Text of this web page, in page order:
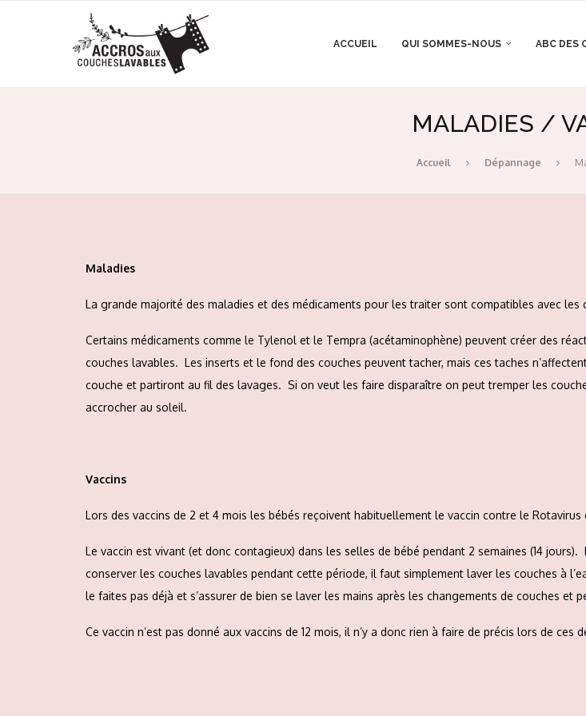
ACCUEIL QUI SOMMES-NOUS ABC DES
MALADIES /
Accueil Dépannage
Maladies
La grande majorité des maladies et des médicaments pour les traiter sont compatibles avec les
Certains médicaments comme le Tylenol et le Tempra (acétaminophène) peuvent créer des
couches lavables. Les inserts et le fond des couches peuvent tacher, mais ces taches
couche et partiront au fil des lavages. Si on veut les faire disparaître on peut tremper les
accrocher au soleil.
Vaccins
Lors des vaccins de 2 et 4 mois les bébés reçoivent habituellement le vaccin contre le Rotavirus
Le vaccin est vivant (et donc contagieux) dans les selles de bébé pendant 2 semaines (14 jours).
conserver les couches lavables pendant cette période, il faut simplement laver les couches à
le faites pas déjà et s’assurer de bien se laver les mains après les changements de couches et
Ce vaccin n’est pas donné aux vaccins de 12 mois, il n’y a donc rien à faire de précis lors de ces